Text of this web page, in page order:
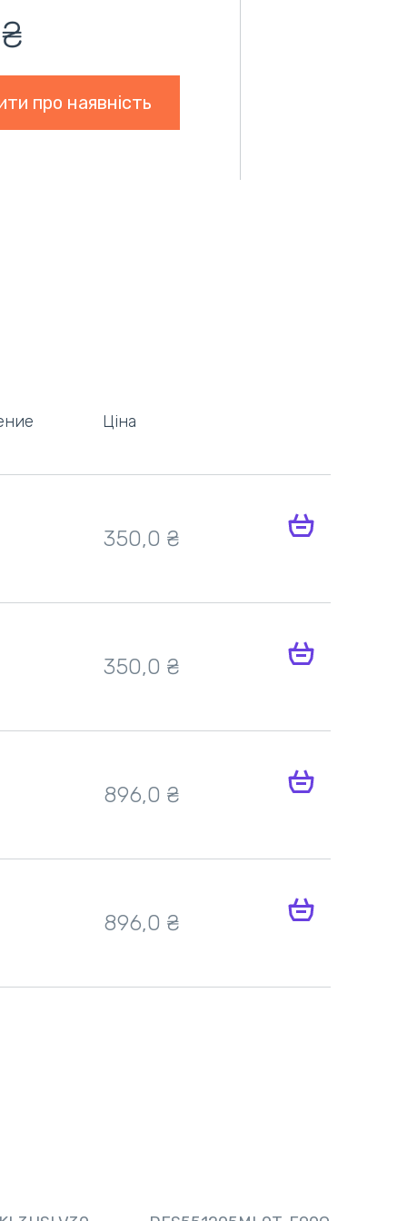
про наявність
Ціна
350,0 ₴
350,0 ₴
896,0 ₴
896,0 ₴